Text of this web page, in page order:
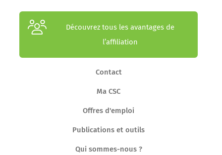
Découvrez tous les avantages de
l’affiliation
Contact
Ma CSC
Offres d'emploi
Publications et outils
Qui sommes-nous ?